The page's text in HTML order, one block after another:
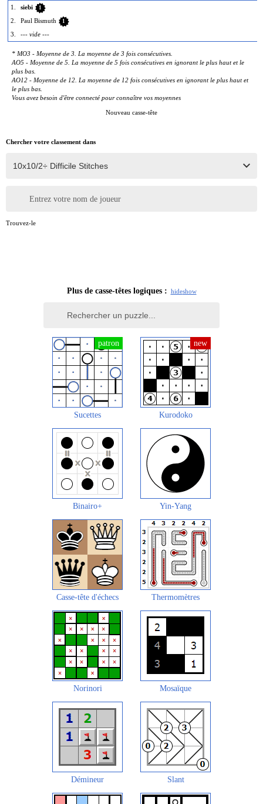
1.
siebi 1
2. Paul Bismuth 1
3. --- vide ---
* MO3 - Moyenne de 3. La moyenne de 3 fois consécutives.
AO5 - Moyenne de 5. La moyenne de 5 fois consécutives en ignorant le plus haut et le
plus bas.
AO12 - Moyenne de 12. La moyenne de 12 fois consécutives en ignorant le plus haut et
le plus bas.
Vous avez besoin d'être connecté pour connaître vos moyennes
Nouveau casse-tête
Chercher votre classement dans
Entrez votre nom de joueur
Trouvez-le
Plus de casse-têtes logiques : hideshow
Sucettes Kurodoko
Binairo+ Yin-Yang
Casse-tête d'échecs Thermomètres
Norinori Mosaïque
Démineur Slant